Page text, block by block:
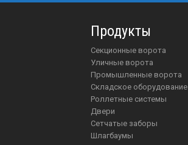
Продукты
Секционные ворота
Уличные ворота
Промышленные ворота
Складское оборудование
Роллетные системы
Двери
Сетчатые заборы
Шлагбаумы